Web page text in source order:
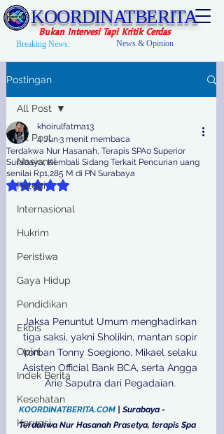
KOORDINATBERITA
Bukan Intervesi Tapi Kritik Cerdas
Breaking News: News & Opinion
Postingan
All Post
Nasional
Relegi
Internasional
Hukrim
Peristiwa
Gaya Hidup
Pendidikan
Ekbis
Opini
Indek Berita
Kesehatan
Korupsi
All Post
Terdakwa Nur Hasanah, Terapis SPA0 Superior
Surabaya, Kembali Sidang Terkait Pencurian uang
senilai Rp1,285 M di PN Surabaya
khoirulfatma13
4 Jun3 menit membaca
Dinilai NaN dari 5 bintang.
Jaksa Penuntut Umum menghadirkan
tiga saksi, yakni Sholikin, mantan sopir
korban Tonny Soegiono, Mikael selaku
Asisten Official Bank BCA, serta Angga
Arie Saputra dari Pegadaian.
KOORDINATBERITA.COM | Surabaya -
Terdakwa Nur Hasanah Prasetya, terapis Spa